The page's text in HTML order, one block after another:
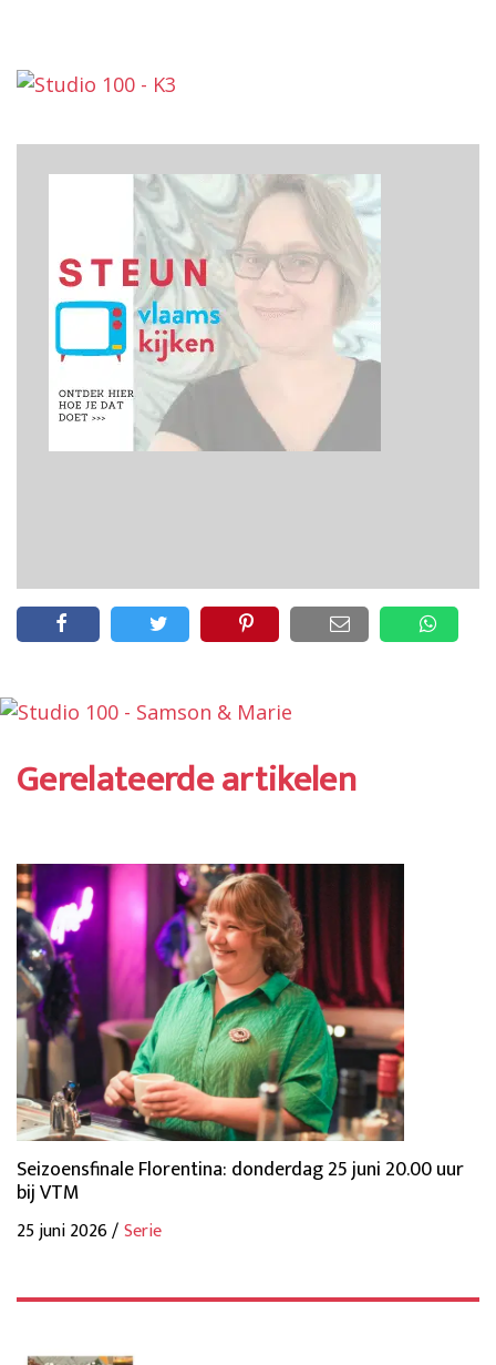
Gerelateerde artikelen
Seizoensfinale Florentina: donderdag 25 juni 20.00 uur
bij VTM
25 juni 2026 /Serie